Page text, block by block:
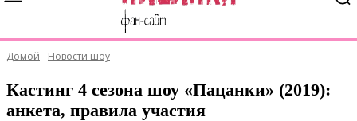
Домой Новости шоу
Кастинг 4 сезона шоу «Пацанки» (2019):
анкета, правила участия